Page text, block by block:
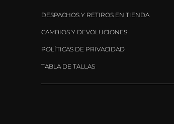
DESPACHOS Y RETIROS EN TIENDA
CAMBIOS Y DEVOLUCIONES
POLÍTICAS DE PRIVACIDAD
TABLA DE TALLAS